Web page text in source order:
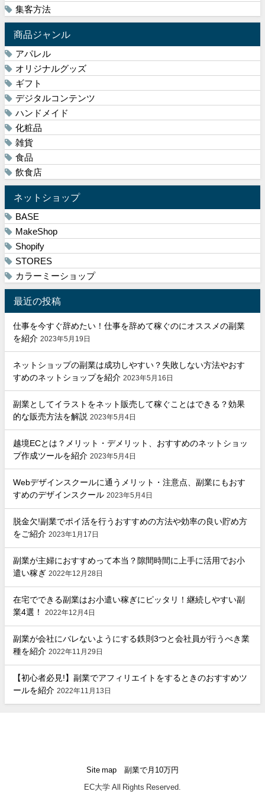
集客方法
商品ジャンル
アパレル
オリジナルグッズ
ギフト
デジタルコンテンツ
ハンドメイド
化粧品
雑貨
食品
飲食店
ネットショップ
BASE
MakeShop
Shopify
STORES
カラーミーショップ
最近の投稿
仕事を今すぐ辞めたい！仕事を辞めて稼ぐのにオススメの副業
を紹介 2023年5月19日
ネットショップの副業は成功しやすい？失敗しない方法やおす
すめのネットショップを紹介 2023年5月16日
副業としてイラストをネット販売して稼ぐことはできる？効果
的な販売方法を解説 2023年5月4日
越境ECとは？メリット・デメリット、おすすめのネットショッ
プ作成ツールを紹介 2023年5月4日
Webデザインスクールに通うメリット・注意点、副業にもおす
すめのデザインスクール 2023年5月4日
脱金欠!副業でポイ活を行うおすすめの方法や効率の良い貯め方
をご紹介 2023年1月17日
副業が主婦におすすめって本当？隙間時間に上手に活用でお小
遣い稼ぎ 2022年12月28日
在宅でできる副業はお小遣い稼ぎにピッタリ！継続しやすい副
業4選！
2022年12月4日
副業が会社にバレないようにする鉄則3つと会社員が行うべき業
種を紹介 2022年11月29日
【初心者必見!】副業でアフィリエイトをするときのおすすめツ
ールを紹介 2022年11月13日
Site map 副業で月10万円
EC大学 All Rights Reserved.